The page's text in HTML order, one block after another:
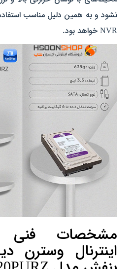
نشود و به همین دلیل مناسب
NVR خواهد بود.
مشخصات فنی
اینترنال وسترن